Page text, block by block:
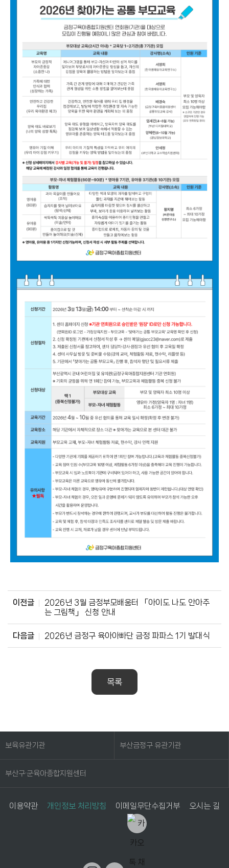
이전글
2026년 3월 금정부모배움터 「아이도 나도 안아주
는 그림책」 신청 안내
다음글 2026년 금정구 육아아빠단 금정 파파스 1기 발대식
목록
보육유관기관 부산금정구 유관기관
부산구·군육아종합지원센터
이용약관 개인정보 처리방침 이메일무단수집거부 오시는 길